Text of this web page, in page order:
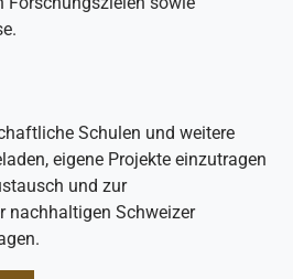
Schulen und weitere
eigene Projekte einzutragen
und zur
nachhaltigen Schweizer